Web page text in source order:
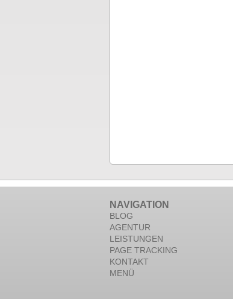
NAVIGATION
BLOG
AGENTUR
LEISTUNGEN
PAGE TRACKING
KONTAKT
MENÜ